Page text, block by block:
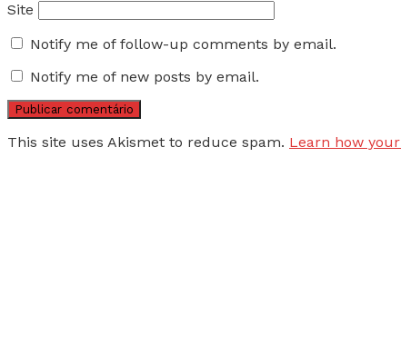
Site
Notify me of follow-up comments by email.
Notify me of new posts by email.
This site uses Akismet to reduce spam. Learn how